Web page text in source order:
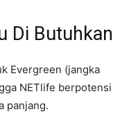
Di Butuhkan
Evergreen (jangka
NETlife berpotensi
panjang.